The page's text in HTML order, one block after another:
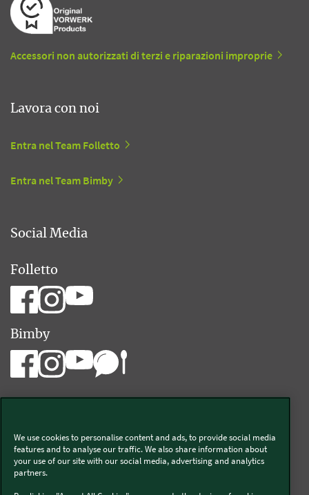
Accessori non autorizzati di terzi e riparazioni improprie
Lavora con noi
Entra nel Team Folletto
Entra nel Team Bimby
Social Media
Folletto
Bimby
Vorwerk Italia s.a.s. di Vorwerk Management s.r.l.
C.F. e P.Iva 00793630153
We use cookies to personalise content and ads, to provide social media
features and to analyse our traffic. We also share information about
your use of our site with our social media, advertising and analytics
partners.